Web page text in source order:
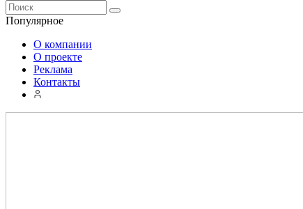
Популярное
О компании
О проекте
Реклама
Контакты